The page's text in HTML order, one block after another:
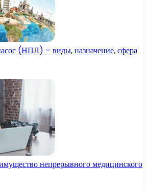
(НПЛ) – виды, назначение, сфера
непрерывного медицинского